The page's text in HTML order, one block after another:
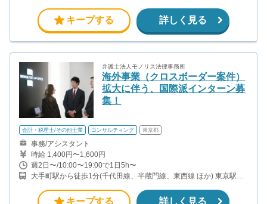
分(総武線) 神田駅から徒歩6分(山手線、中央線、京浜東北線、銀座
線)
キープする 詳しく見る
弁護士法人モノリス法律事務所
海外事業（クロスボーダー案件）
拡大に伴う、国際派インターン募
集！
会計・税理士/その他士業 コンサルティング 東京都
事務/アシスタント
時給 1,400円〜1,600円
週2日〜/10:00〜19:00で1日5h〜
大手町駅から徒歩1分(千代田線、半蔵門線、東西線 ほか) 東京駅か
（山手線、中央線、京浜東北線 ほか） 竹橋駅から徒歩9分（東西
キープする 詳しく見る